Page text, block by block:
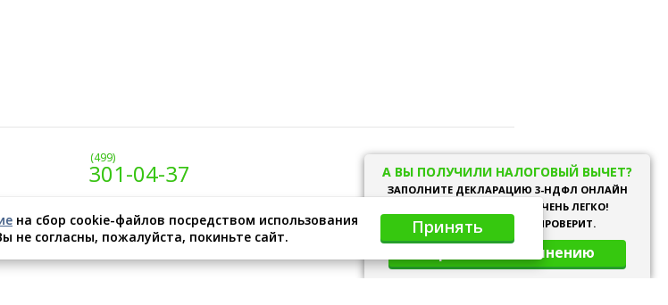
(499)
301-04-37
Обратная связь
А ВЫ ПОЛУЧИЛИ НАЛОГОВЫЙ ВЫЧЕТ?
ЗАПОЛНИТЕ ДЕКЛАРАЦИЮ 3-НДФЛ ОНЛАЙН
НА НАШЕМ САЙТЕ, ЭТО ОЧЕНЬ ЛЕГКО!
НАШ СПЕЦИАЛИСТ ЕЕ ПРОВЕРИТ.
Перейти к заполнению
на сбор cookie-файлов посредством использования
не согласны, пожалуйста, покиньте сайт.
Принять